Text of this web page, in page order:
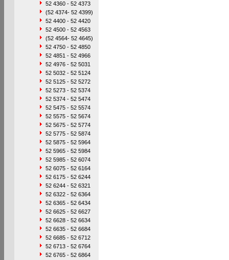
52 4360 - 52 4373
(52 4374- 52 4399)
52 4400 - 52 4420
52 4500 - 52 4563
(52 4564- 52 4645)
52 4750 - 52 4850
52 4851 - 52 4966
52 4976 - 52 5031
52 5032 - 52 5124
52 5125 - 52 5272
52 5273 - 52 5374
52 5374 - 52 5474
52 5475 - 52 5574
52 5575 - 52 5674
52 5675 - 52 5774
52 5775 - 52 5874
52 5875 - 52 5964
52 5965 - 52 5984
52 5985 - 52 6074
52 6075 - 52 6164
52 6175 - 52 6244
52 6244 - 52 6321
52 6322 - 52 6364
52 6365 - 52 6434
52 6625 - 52 6627
52 6628 - 52 6634
52 6635 - 52 6684
52 6685 - 52 6712
52 6713 - 52 6764
52 6765 - 52 6864